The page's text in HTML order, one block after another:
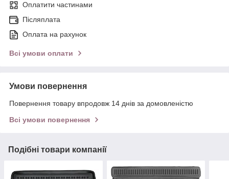
Оплатити частинами
Післяплата
Оплата на рахунок
Всі умови оплати
Умови повернення
Повернення товару впродовж 14 днів за домовленістю
Всі умови повернення
Подібні товари компанії